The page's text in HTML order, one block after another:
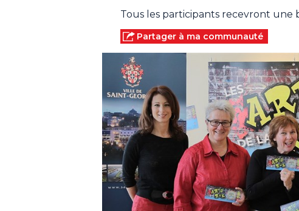
Tous les participants recevront une
Partager à ma communauté